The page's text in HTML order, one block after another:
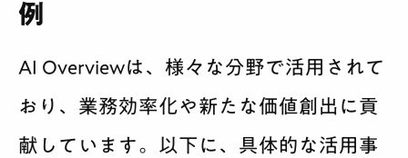
例
AI Overviewは、様々な分野で活用されて
おり、業務効率化や新たな価値創出に貢
献しています。以下に、具体的な活用事